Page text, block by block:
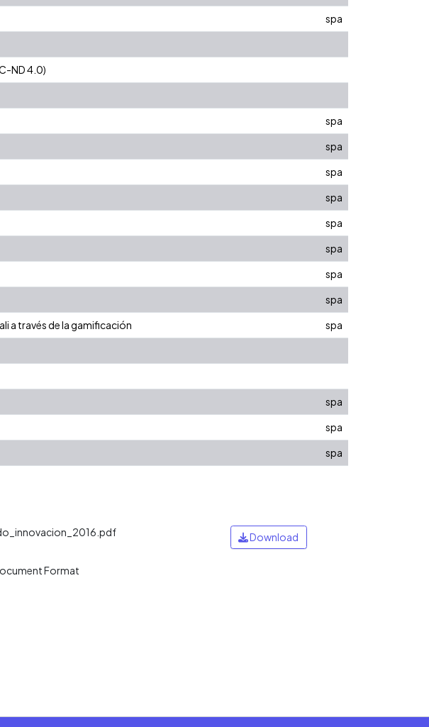
spa
ND 4.0)
spa
spa
spa
spa
spa
spa
spa
spa
a través de la gamificación
spa
spa
spa
spa
Format
Download